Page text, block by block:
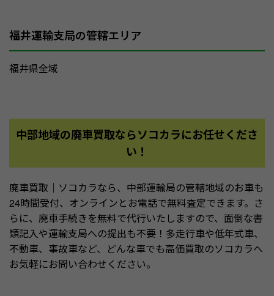
福井運輸支局の管轄エリア
福井県全域
中部地域の廃車買取ならソコカラにお任せくださ
い！
廃車買取｜ソコカラなら、中部運輸局の管轄地域のお車も
24時間受付、オンラインとお電話で無料査定できます。さ
らに、廃車手続きを無料で代行いたしますので、面倒な書
類記入や運輸支局への提出も不要！多走行車や低年式車、
不動車、事故車など、どんな車でも高価買取のソコカラへ
お気軽にお問い合わせください。